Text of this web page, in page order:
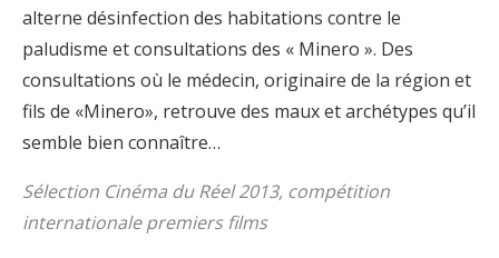
alterne désinfection des habitations contre le
paludisme et consultations des « Minero ». Des
consultations où le médecin, originaire de la région et
fils de «Minero», retrouve des maux et archétypes qu’il
semble bien connaître…
Sélection Cinéma du Réel 2013, compétition
internationale premiers films